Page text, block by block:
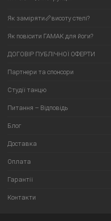
Як заміряти📏висоту стелі?
Як повісити ГАМАК для йоги?
ДОГОВІР ПУБЛІЧНОЇ ОФЕРТИ
Партнери та спонсори
Студії танцю
Питання – Відповідь
Блог
Доставка
Оплата
Гарантії
Контакти